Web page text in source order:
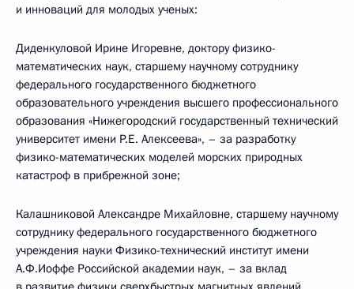
и инноваций для молодых ученых:
Диденкуловой Ирине Игоревне, доктору физико-
математических наук, старшему научному сотруднику
федерального государственного бюджетного
образовательного учреждения высшего профессионального
образования «Нижегородский государственный технический
университет имени Р.Е. Алексеева», – за разработку
физико-математических моделей морских природных
катастроф в прибрежной зоне;
Калашниковой Александре Михайловне, старшему научному
сотруднику федерального государственного бюджетного
учреждения науки Физико-технический институт имени
А.Ф.Иоффе Российской академии наук, – за вклад